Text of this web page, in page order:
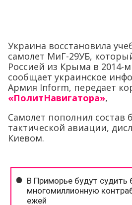
Украина восстановила
самолет МиГ-29УБ,
Россией из Крыма в 2014-
сообщает украинское
Армия Inform, передает
«ПолитНавигатора»,
Самолет пополнил состав
тактической авиации,
Киевом.